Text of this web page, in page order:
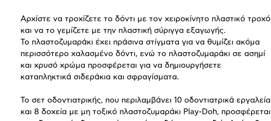
Αρχίστε να τροχίζετε το δόντι με τον χειροκίνητο πλαστικό τροχό
και να το γεμίζετε με την πλαστική σύριγγα εξαγωγής.
Το πλαστοζυμαράκι έχει πράσινα στίγματα για να θυμίζει ακόμα
περισσότερο χαλασμένο δόντι, ενώ το πλαστοζυμαράκι σε ασημί
και χρυσό χρώμα προσφέρεται για να δημιουργήσετε
καταπληκτικά σιδεράκια και σφραγίσματα.
Το σετ οδοντιατρικής, που περιλαμβάνει 10 οδοντιατρικά εργαλεία
και 8 δοχεία με μη τοξικό πλαστοζυμαράκι Play-Doh, προσφέρεται